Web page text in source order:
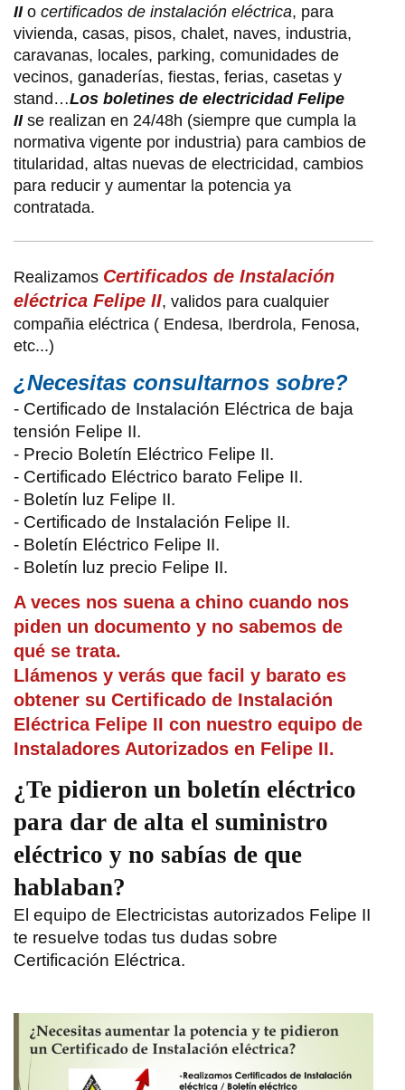
IIo certificados de instalación eléctrica, para
vivienda, casas, pisos, chalet, naves, industria,
caravanas, locales, parking, comunidades de
vecinos, ganaderías, fiestas, ferias, casetas y
stand…Los boletines de electricidad Felipe
II se realizan en 24/48h (siempre que cumpla la
normativa vigente por industria) para cambios de
titularidad, altas nuevas de electricidad, cambios
para reducir y aumentar la potencia ya
contratada.
Realizamos Certificados de Instalación
eléctrica Felipe II, validos para cualquier
compañia eléctrica ( Endesa, Iberdrola, Fenosa,
etc...)
¿Necesitas consultarnos sobre?
- Certificado de Instalación Eléctrica de baja
tensión Felipe II.
- Precio Boletín Eléctrico Felipe II.
- Certificado Eléctrico barato Felipe II.
- Boletín luz Felipe II.
- Certificado de Instalación Felipe II.
- Boletín Eléctrico Felipe II.
- Boletín luz precio Felipe II.
A veces nos suena a chino cuando nos
piden un documento y no sabemos de
qué se trata.
Llámenos y verás que facil y barato es
obtener su Certificado de Instalación
Eléctrica Felipe II con nuestro equipo de
Instaladores Autorizados en Felipe II.
¿Te pidieron un boletín eléctrico
para dar de alta el suministro
eléctrico y no sabías de que
hablaban?
El equipo de Electricistas autorizados Felipe II
te resuelve todas tus dudas sobre
Certificación Eléctrica.